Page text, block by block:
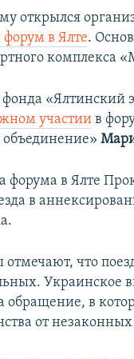
открылся
в Ялте.
комплекса
фонда
участии в
объединение»
форума в Ялте
в
что
Украинское
обращение, в
от